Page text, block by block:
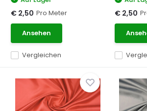
Vergleichen
€ 2,50 Pro Meter
Ansehen
€ 2,50